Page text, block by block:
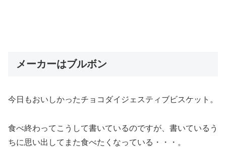
メーカーはブルボン
今日もおいしかったチョコダイジェスティブビスケット。
食べ終わってこうして書いているのですが、書いているう
ちに思い出してまた食べたくなっている・・・。